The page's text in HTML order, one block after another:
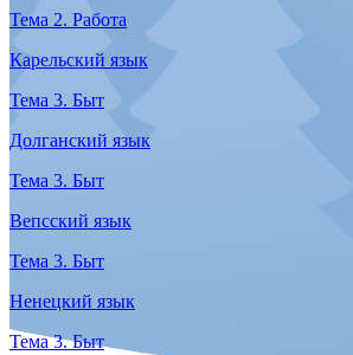
Тема 1. Знакомство
Вепсский язык
Тема 1. Знакомство
Якутский язык
Тема 1. Знакомство
Карельский язык
Тема 2. Работа
Нганасанский язык
Тема 2. Работа